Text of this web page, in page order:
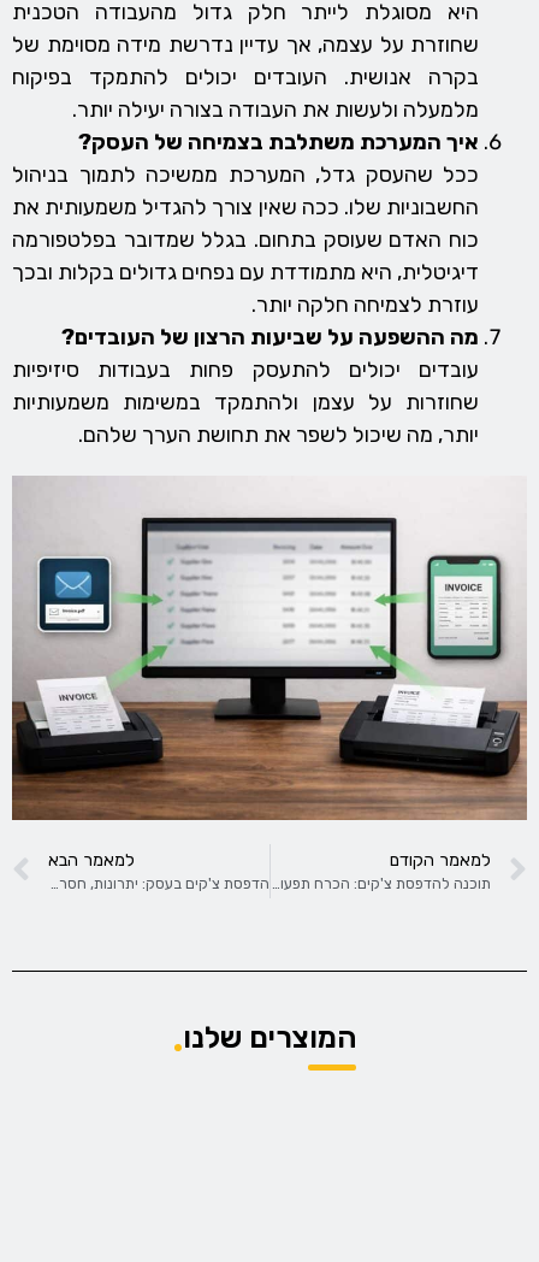
היא מסוגלת לייתר חלק גדול מהעבודה הטכנית
שחוזרת על עצמה, אך עדיין נדרשת מידה מסוימת של
בקרה אנושית. העובדים יכולים להתמקד בפיקוח
מלמעלה ולעשות את העבודה בצורה יעילה יותר.
איך המערכת משתלבת בצמיחה של העסק?
ככל שהעסק גדל, המערכת ממשיכה לתמוך בניהול
החשבוניות שלו. ככה שאין צורך להגדיל משמעותית את
כוח האדם שעוסק בתחום. בגלל שמדובר בפלטפורמה
דיגיטלית, היא מתמודדת עם נפחים גדולים בקלות ובכך
עוזרת לצמיחה חלקה יותר.
מה ההשפעה על שביעות הרצון של העובדים?
עובדים יכולים להתעסק פחות בעבודות סיזיפיות
שחוזרות על עצמן ולהתמקד במשימות משמעותיות
יותר, מה שיכול לשפר את תחושת הערך שלהם.
למאמר הקודם למאמר הבא
המוצרים שלנו